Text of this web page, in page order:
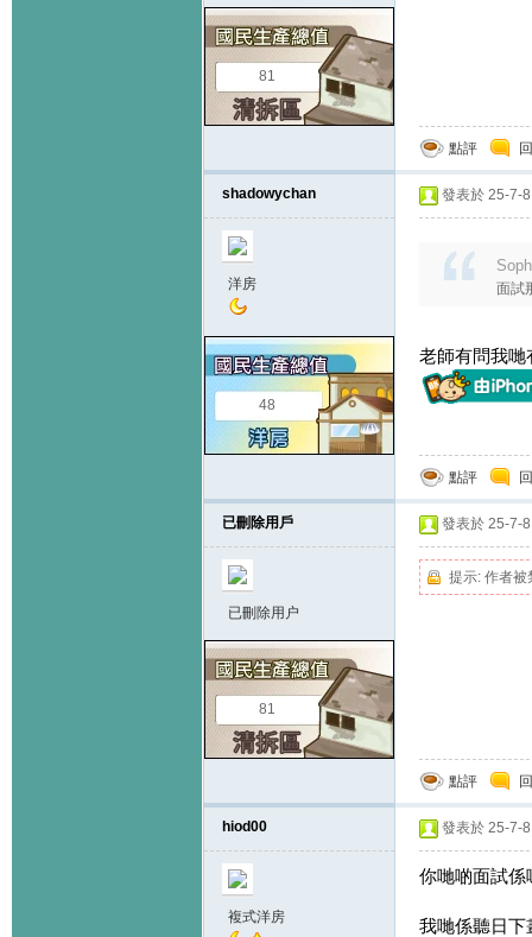
81
點評
shadowychan
洋房
48
發表於 25-7-
面試
老師有問我哋
點評
已刪除用戶
已刪除用户
81
發表於 25-7-
提示: 作者被
點評
hiod00
複式洋房
發表於 25-7-
你哋啲面試係
我哋係聽日下